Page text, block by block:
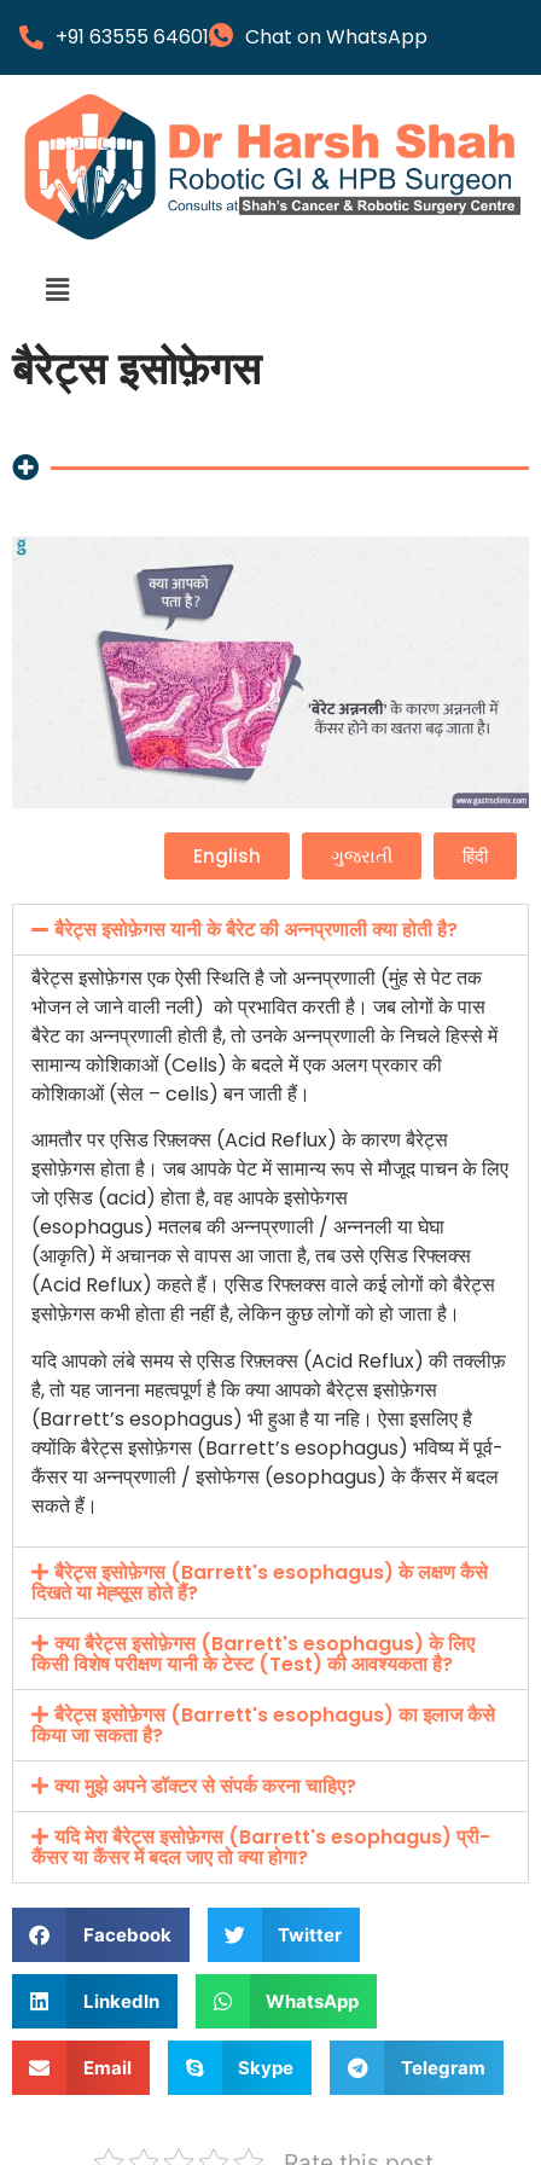
+91 63555 64601 Chat on WhatsApp
बैरेट्स इसोफ़ेगस
English ગુજરાતી हिंदी
बैरेट्स इसोफ़ेगस यानी के बैरेट की अन्नप्रणाली क्या होती है?
बैरेट्स इसोफ़ेगस एक ऐसी स्थिति है जो अन्नप्रणाली (मुंह से पेट तक
भोजन ले जाने वाली नली) को प्रभावित करती है। जब लोगों के पास
बैरेट का अन्नप्रणाली होती है, तो उनके अन्नप्रणाली के निचले हिस्से में
सामान्य कोशिकाओं (Cells) के बदले में एक अलग प्रकार की
कोशिकाओं (सेल – cells) बन जाती हैं।
आमतौर पर एसिड रिफ़्लक्स (Acid Reflux) के कारण बैरेट्स
इसोफ़ेगस होता है। जब आपके पेट में सामान्य रूप से मौजूद पाचन के लिए
जो एसिड (acid) होता है, वह आपके इसोफेगस
(esophagus) मतलब की अन्नप्रणाली / अन्ननली या घेघा
(आकृति) में अचानक से वापस आ जाता है, तब उसे एसिड रिफ्लक्स
(Acid Reflux) कहते हैं। एसिड रिफ्लक्स वाले कई लोगों को बैरेट्स
इसोफ़ेगस कभी होता ही नहीं है, लेकिन कुछ लोगों को हो जाता है।
यदि आपको लंबे समय से एसिड रिफ़्लक्स (Acid Reflux) की तक्लीफ़
है, तो यह जानना महत्वपूर्ण है कि क्या आपको बैरेट्स इसोफ़ेगस
(Barrett’s esophagus) भी हुआ है या नहि। ऐसा इसलिए है
क्योंकि बैरेट्स इसोफ़ेगस (Barrett’s esophagus) भविष्य में पूर्व-
कैंसर या अन्नप्रणाली / इसोफेगस (esophagus) के कैंसर में बदल
सकते हैं।
बैरेट्स इसोफ़ेगस (Barrett's esophagus) के लक्षण कैसे
दिखते या मेह्सूस होते हैं?
क्या बैरेट्स इसोफ़ेगस (Barrett's esophagus) के लिए
किसी विशेष परीक्षण यानी के टेस्ट (Test) की आवश्यकता है?
बैरेट्स इसोफ़ेगस (Barrett's esophagus) का इलाज कैसे
किया जा सकता है?
क्या मुझे अपने डॉक्टर से संपर्क करना चाहिए?
यदि मेरा बैरेट्स इसोफ़ेगस (Barrett's esophagus) प्री-
कैंसर या कैंसर में बदल जाए तो क्या होगा?
Facebook Twitter
LinkedIn WhatsApp
Email Skype Telegram